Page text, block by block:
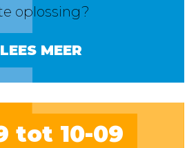
oplossing?
MEER
tot 10-09